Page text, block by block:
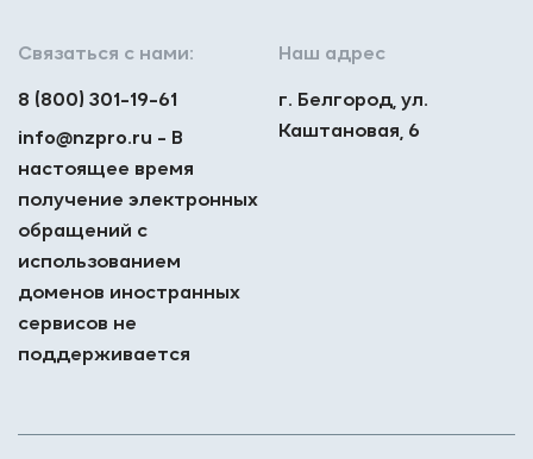
Связаться с нами:
8 (800) 301-19-61
info@nzpro.ru - В
настоящее время
получение электронных
обращений с
использованием
доменов иностранных
сервисов не
поддерживается
Наш адрес
г. Белгород, ул.
Каштановая, 6